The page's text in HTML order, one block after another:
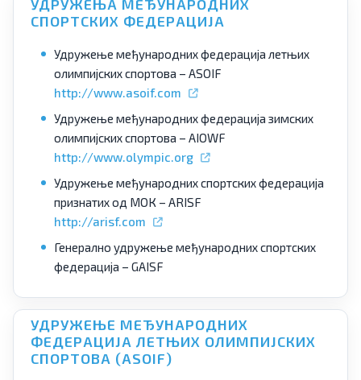
УДРУЖЕЊА МЕЂУНАРОДНИХ
СПОРТСКИХ ФЕДЕРАЦИЈА
Удружење међународних федерација летњих
олимпијских спортова – ASOIF
http://www.asoif.com
Удружење међународних федерација зимских
олимпијских спортова – AIOWF
http://www.olympic.org
Удружење међународних спортских федерација
признатих од МОК – ARISF
http://arisf.com
Генерално удружење међународних спортских
федерација – GAISF
УДРУЖЕЊЕ МЕЂУНАРОДНИХ
ФЕДЕРАЦИЈА ЛЕТЊИХ ОЛИМПИЈСКИХ
СПОРТОВА (ASOIF)